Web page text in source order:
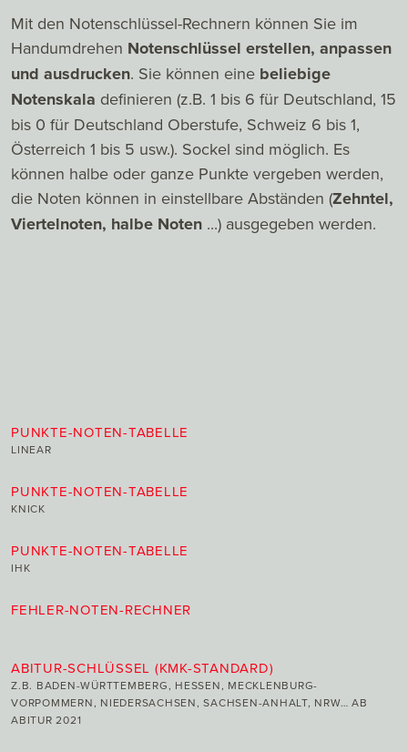
Mit den Notenschlüssel-Rechnern können Sie im
Handumdrehen Notenschlüssel erstellen, anpassen
und ausdrucken. Sie können eine beliebige
Notenskala definieren (z.B. 1 bis 6 für Deutschland, 15
bis 0 für Deutschland Oberstufe, Schweiz 6 bis 1,
Österreich 1 bis 5 usw.). Sockel sind möglich. Es
können halbe oder ganze Punkte vergeben werden,
die Noten können in einstellbare Abständen (Zehntel,
Viertelnoten, halbe Noten ...) ausgegeben werden.
PUNKTE-NOTEN-TABELLE
LINEAR
PUNKTE-NOTEN-TABELLE
KNICK
PUNKTE-NOTEN-TABELLE
IHK
FEHLER-NOTEN-RECHNER
ABITUR-SCHLÜSSEL (KMK-STANDARD)
Z.B. BADEN-WÜRTTEMBERG, HESSEN, MECKLENBURG-
VORPOMMERN, NIEDERSACHSEN, SACHSEN-ANHALT, NRW… AB
ABITUR 2021